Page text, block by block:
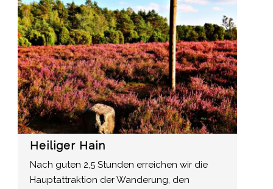
Heiliger Hain
Nach guten 2,5 Stunden erreichen wir die
Hauptattraktion der Wanderung, den